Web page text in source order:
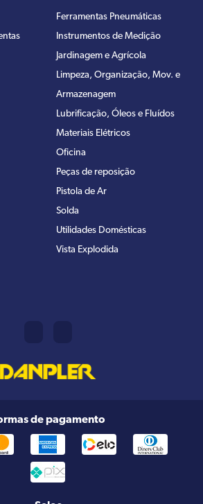
Ferramentas Pneumáticas
Instrumentos de Medição
Jardinagem e Agrícola
Limpeza, Organização, Mov. e
Armazenagem
Lubrificação, Óleos e Fluídos
Materiais Elétricos
Oficina
Peças de reposição
Pistola de Ar
Solda
Utilidades Domésticas
Vista Explodida
de pagamento